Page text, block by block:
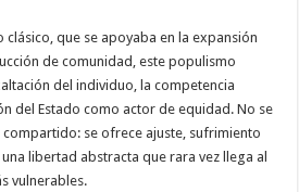
que se apoyaba en la expansión
de comunidad, este populismo
del individuo, la competencia
del Estado como actor de equidad. No se
se ofrece ajuste, sufrimiento
libertad abstracta que rara vez llega al
vulnerables.